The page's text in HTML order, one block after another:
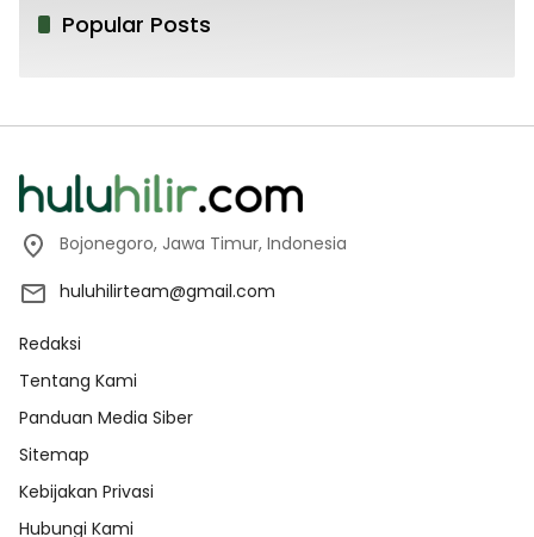
Popular Posts
Bojonegoro, Jawa Timur, Indonesia
huluhilirteam@gmail.com
Redaksi
Tentang Kami
Panduan Media Siber
Sitemap
Kebijakan Privasi
Hubungi Kami